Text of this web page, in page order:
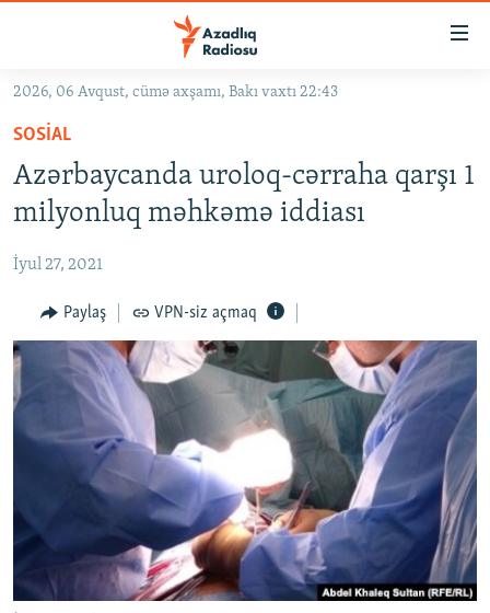
Əsas
qayıt
Əsas
naviqasiyaya
qayıt
Axtarışa
keç
GÜNDƏM
#İZAHLA
KORRUPSIOMETR
#ƏSLINDƏ
FƏRQƏ BAX
QANUNI DOĞRU
ARAŞDIRMA
MULTIMEDIA
VIDEO
FOTOQALEREYA
KARIKATURA
RADIO ARXIV
AZƏRBAYCAN ƏDƏBIYYATI KITABXANASI
İSLAM VƏ DEMOKRATIYA
İZ - MƏDƏNIYYƏT PROQRAMI
HAQQIMIZDA
PEŞƏ ETIKASI VƏ JURNALISTIKA STANDARTLARIMIZ
MATERIALLARIMIZDAN ISTIFADƏ
BIZI IZLƏ
2026, 06 Avqust, cümə axşamı, Bakı vaxtı 22:43
SOSIAL
Azərbaycanda uroloq-cərraha qarşı 1
milyonluq məhkəmə iddiası
İyul 27, 2021
Paylaş VPN-siz açmaq